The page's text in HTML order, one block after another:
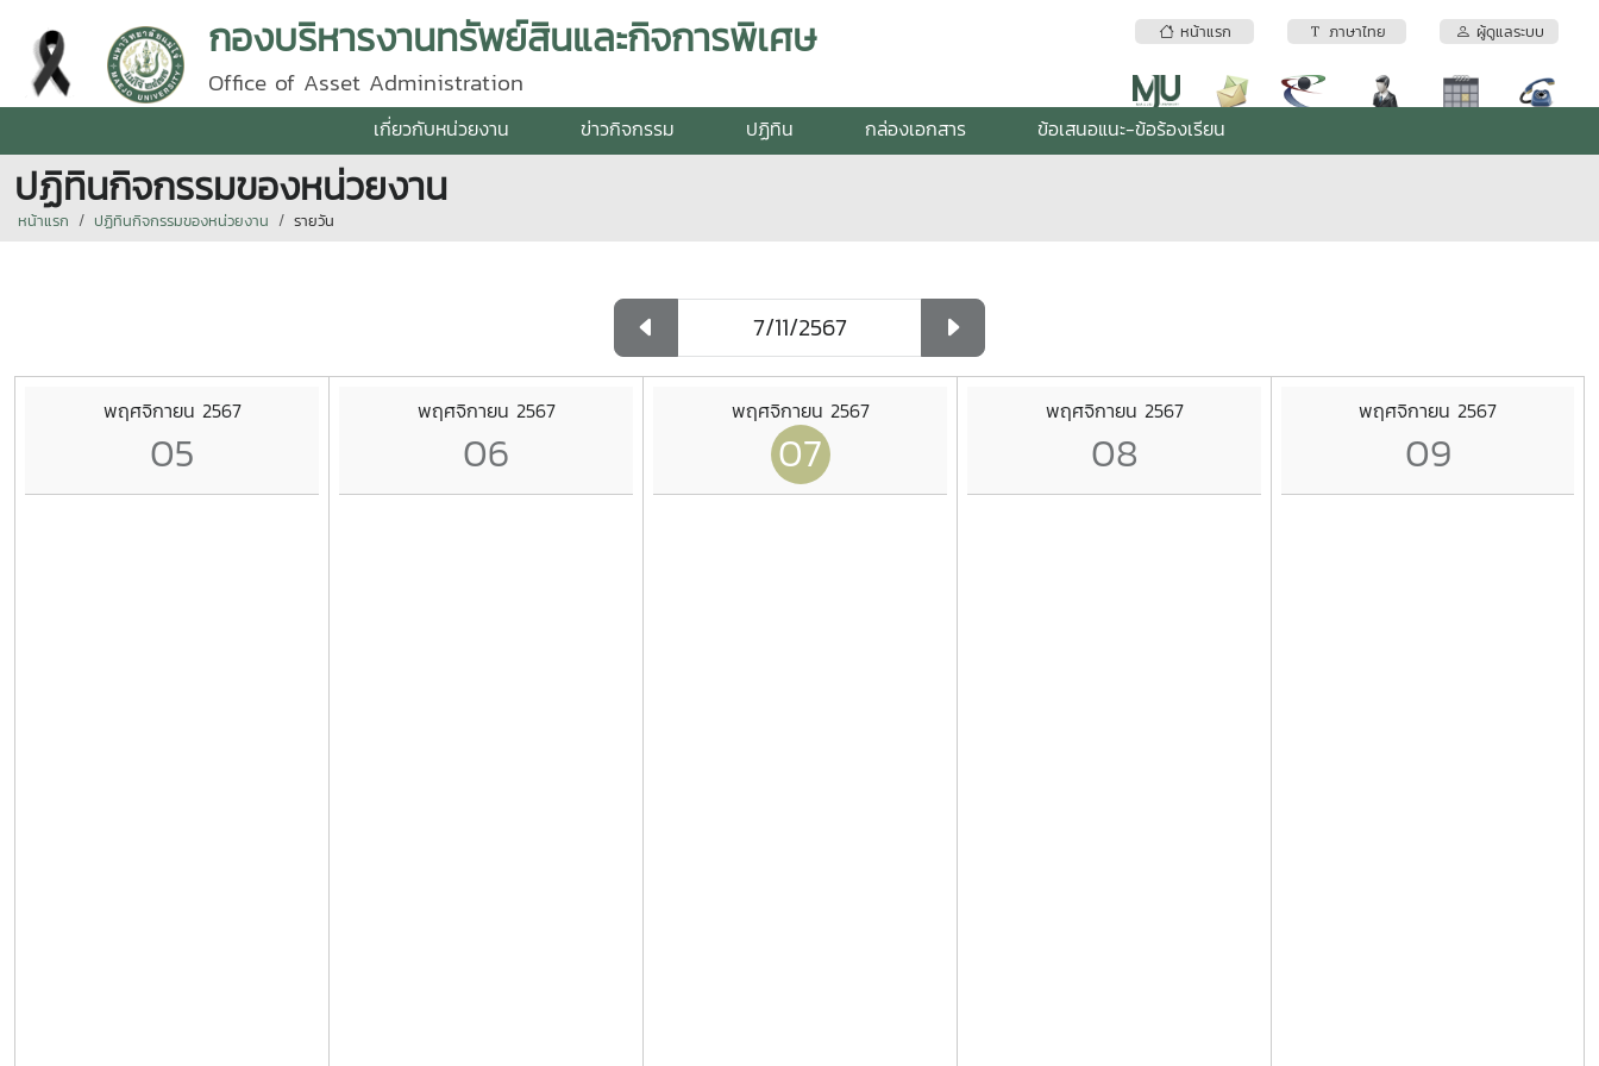
หน้าแรก ภาษาไทย ผู้ดูแลระบบ
กองบริหารงานทรัพย์สินและกิจการพิเศษ
Office of Asset Administration
เกี่ยวกับหน่วยงาน ข่าวกิจกรรม ปฏิทิน กล่องเอกสาร ข้อเสนอแนะ-ข้อร้องเรียน
ปฏิทินกิจกรรมของหน่วยงาน
หน้าแรก ปฏิทินกิจกรรมของหน่วยงาน รายวัน
พฤศจิกายน 2567
05
พฤศจิกายน 2567
06
พฤศจิกายน 2567
07
พฤศจิกายน 2567
08
พฤศจิกายน 2567
09